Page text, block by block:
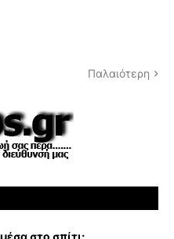
Παλαιότερη
στο σπίτι;